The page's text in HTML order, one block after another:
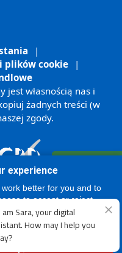
|
plików cookie
|
własnością nas i
żadnych treści (w
zgody.
experience
better for you and to
to accept or reject